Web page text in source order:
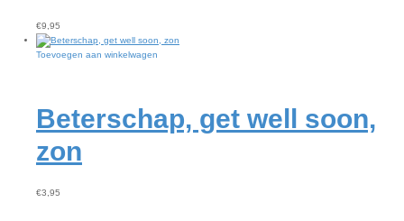
€9,95
Toevoegen aan winkelwagen
Beterschap, get well soon,
zon
€3,95